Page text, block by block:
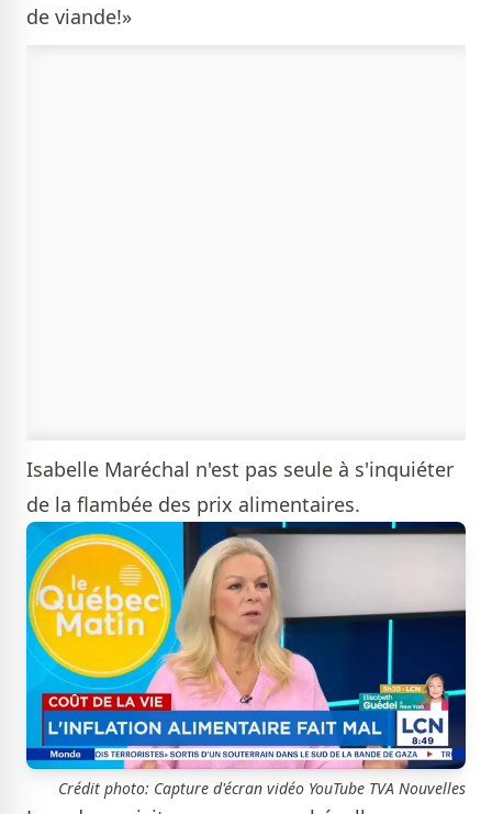
de viande!»
Isabelle Maréchal n'est pas seule à s'inquiéter
de la flambée des prix alimentaires.
Crédit photo: Capture d'écran vidéo YouTube TVA Nouvelles